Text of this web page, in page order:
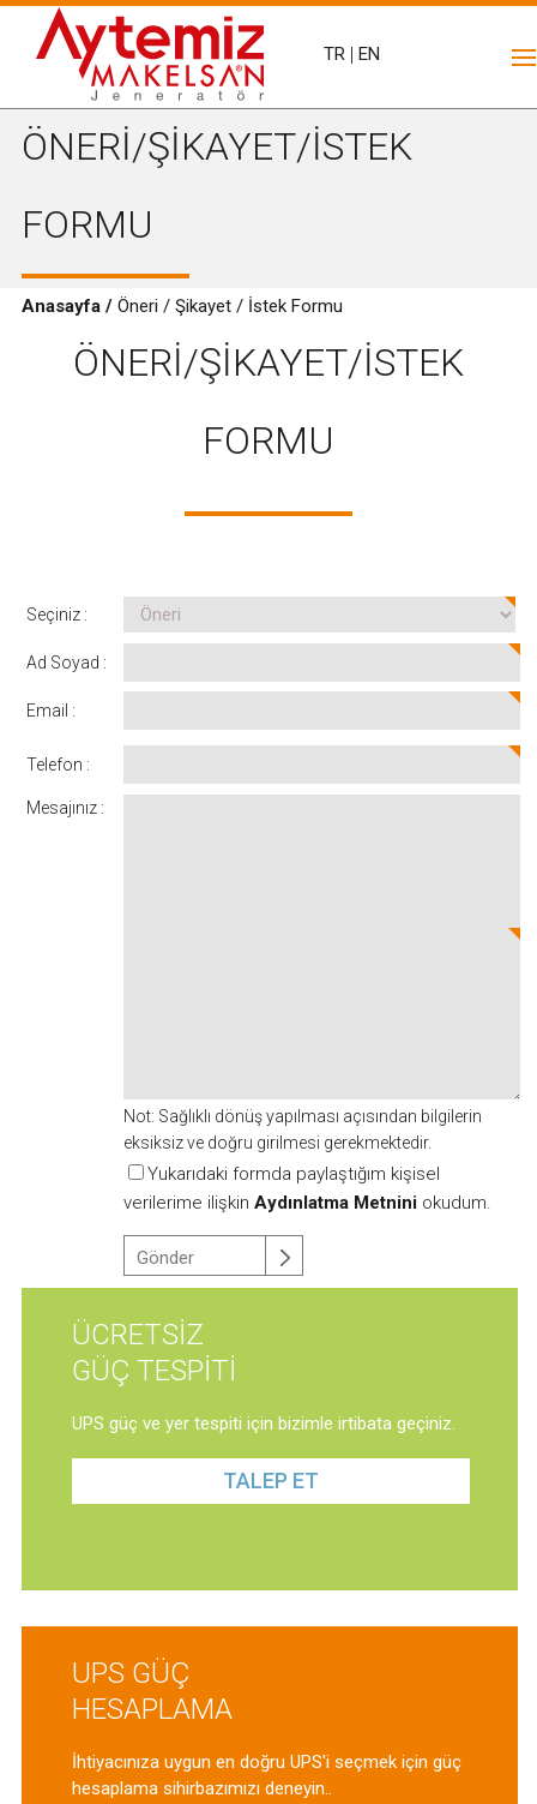
TR | EN
ÖNERİ/ŞİKAYET/İSTEK
FORMU
Anasayfa / Öneri / Şikayet / İstek Formu
ÖNERİ/ŞİKAYET/İSTEK
FORMU
Seçiniz :
Ad Soyad :
Email :
Telefon :
Mesajınız :
Not: Sağlıklı dönüş yapılması açısından bilgilerin
eksiksiz ve doğru girilmesi gerekmektedir.
Yukarıdaki formda paylaştığım kişisel
verilerime ilişkin Aydınlatma Metniniokudum.
ÜCRETSİZ
GÜÇ TESPİTİ
UPS güç ve yer tespiti için bizimle irtibata geçiniz.
TALEP ET
UPS GÜÇ
HESAPLAMA
İhtiyacınıza uygun en doğru UPS'i seçmek için güç
hesaplama sihirbazımızı deneyin..